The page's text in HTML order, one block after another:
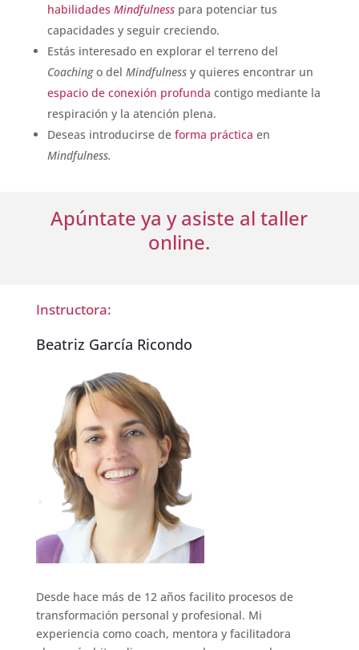
habilidades Mindfulnesspara potenciar tus
capacidades y seguir creciendo.
Estás interesado en explorar el terreno del
Coachingo del Mindfulnessy quieres encontrar un
espacio de conexión profunda contigo mediante la
respiración y la atención plena.
Deseas introducirse de forma práctica en
Mindfulness.
Apúntate ya y asiste al taller
online.
Instructora:
Beatriz García Ricondo
Desde hace más de 12 años facilito procesos de
transformación personal y profesional. Mi
experiencia como coach, mentora y facilitadora